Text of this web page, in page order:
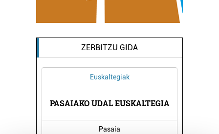
ZERBITZU GIDA
Museoak
LUBERRI MUSEOA
Oiartzun